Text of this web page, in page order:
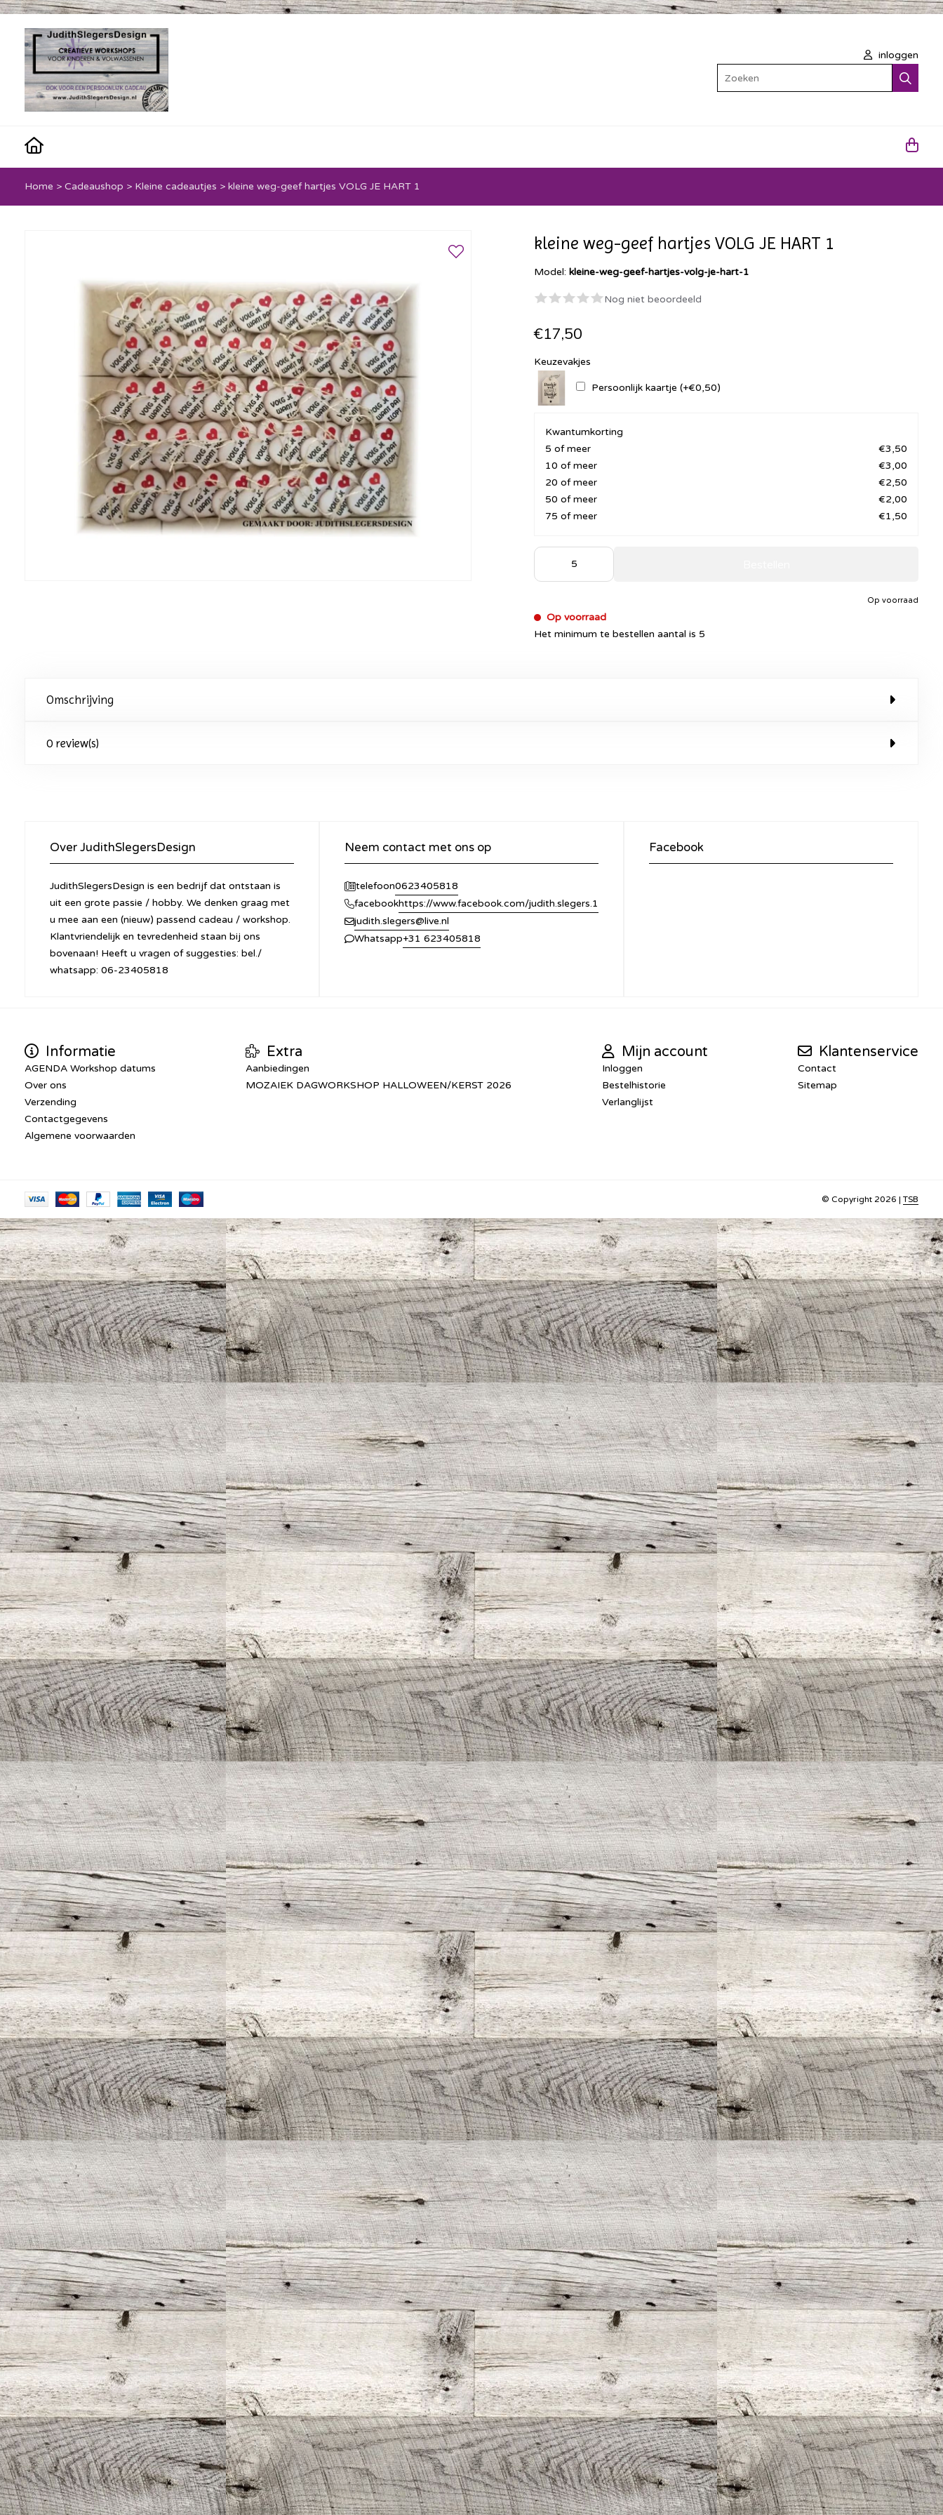
inloggen
Home > Cadeaushop > Kleine cadeautjes > kleine weg-geef hartjes VOLG JE HART 1
kleine weg-geef hartjes VOLG JE HART 1
Model:kleine-weg-geef-hartjes-volg-je-hart-1
Nog niet beoordeeld
€17,50
Keuzevakjes
Persoonlijk kaartje(+€0,50)
Kwantumkorting
5 of meer
€3,50
10 of meer
€3,00
20 of meer
€2,50
50 of meer
€2,00
75 of meer
€1,50
Op voorraad
Op voorraad
Het minimum te bestellen aantal is 5
Omschrijving
0 review(s)
Over JudithSlegersDesign
JudithSlegersDesign is een bedrijf dat ontstaan is
uit een grote passie / hobby. We denken graag met
u mee aan een (nieuw) passend cadeau / workshop.
Klantvriendelijk en tevredenheid staan bij ons
bovenaan! Heeft u vragen of suggesties: bel./
whatsapp: 06-23405818
Neem contact met ons op
telefoon0623405818
facebookhttps://www.facebook.com/judith.slegers.1
judith.slegers@live.nl
Whatsapp+31 623405818
Facebook
Informatie
AGENDA Workshop datums
Over ons
Verzending
Contactgegevens
Algemene voorwaarden
Extra
Aanbiedingen
MOZAIEK DAGWORKSHOP HALLOWEEN/KERST 2026
Mijn account
Inloggen
Bestelhistorie
Verlanglijst
Klantenservice
Contact
Sitemap
© Copyright 2026 | TSB